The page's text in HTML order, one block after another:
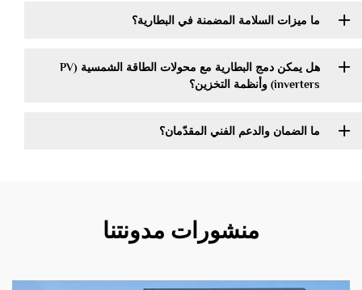
ما ميزات السلامة المضمنة في البطارية؟
هل يمكن دمج البطارية مع محولات الطاقة الشمسية (PV
inverters) وأنظمة التخزين؟
ما الضمان والدعم الفني المقدّمان؟
منشورات مدونتنا